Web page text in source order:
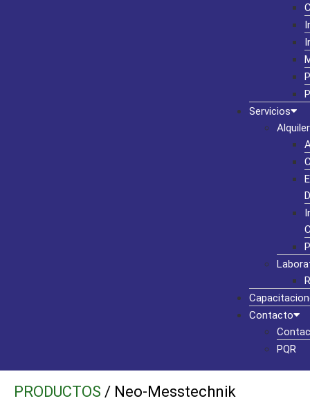
Servicios
Alquiler
Contacto
PQR
PRODUCTOS / Neo-Messtechnik